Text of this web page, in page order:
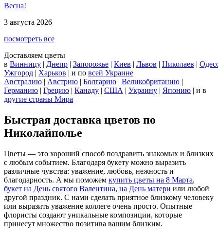
Весна!
3 августа 2026
посмотреть все
Доставляем цветы
в Винницу | Днепр | Запорожье | Киев | Львов | Николаев |
Ужгород | Харьков | и по всей Украине
Австралию | Австрию | Болгарию | Великобританию |
Германию | Грецию | Канаду | США | Украину | Японию | и в
другие страны Мира
Быстрая доставка цветов по
Николайполье
Цветы — это хороший способ поздравить знакомых и близких
с любым событием. Благодаря букету можно выразить
различные чувства: уважение, любовь, нежность и
благодарность. А мы поможем купить цветы на 8 Марта,
букет на День святого Валентина, на День матери или любой
другой праздник. С нами сделать приятное близкому человеку
или выразить уважение коллеге очень просто. Опытные
флористы создают уникальные композиции, которые
принесут множество позитива вашим близким.